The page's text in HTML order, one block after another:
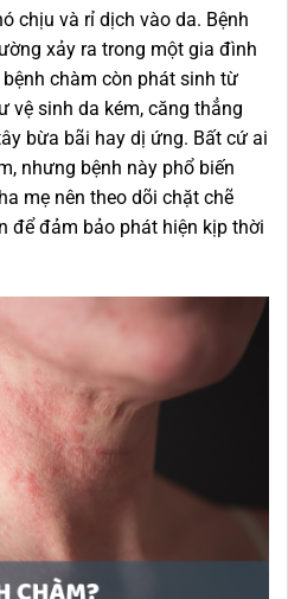
chịu và rỉ dịch vào da. Bệnh
xảy ra trong một gia đình
chàm còn phát sinh từ
vệ sinh da kém, căng thẳng
bừa bãi hay dị ứng. Bất cứ ai
nhưng bệnh này phổ biến
mẹ nên theo dõi chặt chẽ
để đảm bảo phát hiện kịp thời